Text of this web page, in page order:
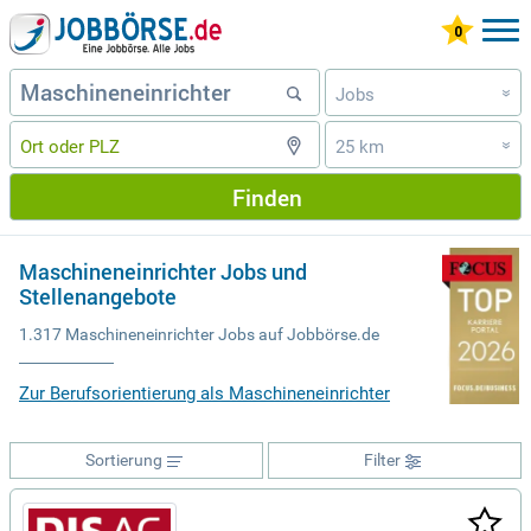
Jobs »
25 km »
Finden
Maschineneinrichter Jobs und
Stellenangebote
1.317 Maschineneinrichter Jobs auf Jobbörse.de
Zur Berufsorientierung als Maschineneinrichter
Filter
Sortierung